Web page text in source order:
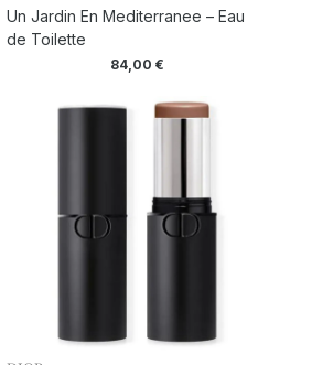
Un Jardin En Mediterranee – Eau
de Toilette
84,00 €